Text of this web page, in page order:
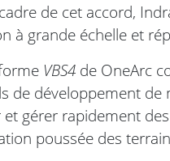
de cet accord,
à grande échelle et
VBS4 de OneArc
de développement
gérer rapidement
poussée des